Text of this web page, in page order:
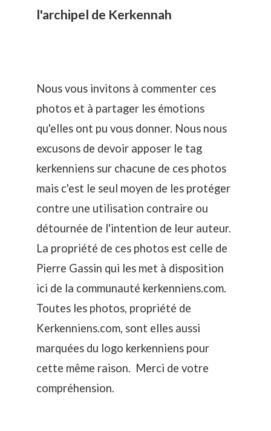
l'archipel de Kerkennah
Nous vous invitons à commenter ces
photos et à partager les émotions
qu'elles ont pu vous donner. Nous nous
excusons de devoir apposer le tag
kerkenniens sur chacune de ces photos
mais c'est le seul moyen de les protéger
contre une utilisation contraire ou
détournée de l'intention de leur auteur.
La propriété de ces photos est celle de
Pierre Gassin qui les met à disposition
ici de la communauté kerkenniens.com.
Toutes les photos, propriété de
Kerkenniens.com, sont elles aussi
marquées du logo kerkenniens pour
cette même raison. Merci de votre
compréhension.